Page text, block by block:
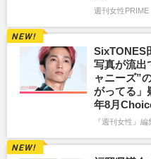
週刊女性PRIME
SixTONES
写真が流出
ャニーズ”
がってる」
年8月
『週刊女性』編